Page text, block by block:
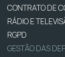
CONTRATO DE
RÁDIO E
RGPD
GESTÃO DAS